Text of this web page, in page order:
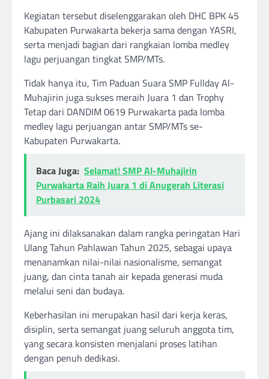
Kegiatan tersebut diselenggarakan oleh DHC BPK 45
Kabupaten Purwakarta bekerja sama dengan YASRI,
serta menjadi bagian dari rangkaian lomba medley
lagu perjuangan tingkat SMP/MTs.
Tidak hanya itu, Tim Paduan Suara SMP Fullday Al-
Muhajirin juga sukses meraih Juara 1 dan Trophy
Tetap dari DANDIM 0619 Purwakarta pada lomba
medley lagu perjuangan antar SMP/MTs se-
Kabupaten Purwakarta.
Baca Juga: Selamat! SMP Al-Muhajirin
Purwakarta Raih Juara 1 di Anugerah Literasi
Purbasari 2024
Ajang ini dilaksanakan dalam rangka peringatan Hari
Ulang Tahun Pahlawan Tahun 2025, sebagai upaya
menanamkan nilai-nilai nasionalisme, semangat
juang, dan cinta tanah air kepada generasi muda
melalui seni dan budaya.
Keberhasilan ini merupakan hasil dari kerja keras,
disiplin, serta semangat juang seluruh anggota tim,
yang secara konsisten menjalani proses latihan
dengan penuh dedikasi.